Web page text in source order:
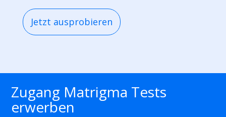
Jetzt ausprobieren
Zugang Matrigma Tests
erwerben